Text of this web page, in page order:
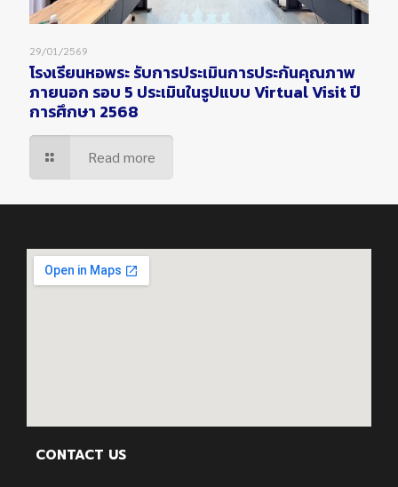
29/01/2569
โรงเรียนหอพระ รับการประเมินการประกันคุณภาพ
ภายนอก รอบ 5 ประเมินในรูปแบบ Virtual Visit ปี
การศึกษา 2568
Read more
CONTACT US